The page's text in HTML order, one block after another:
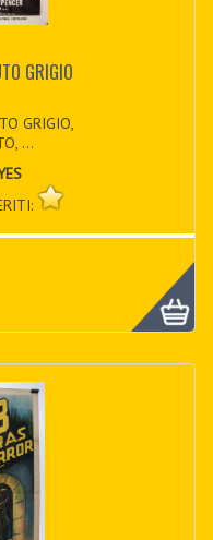
GRIGIO
GRIGIO,
...